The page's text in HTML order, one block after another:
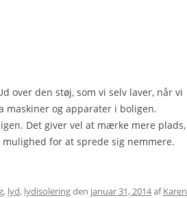
over den støj, som vi selv laver, når vi
maskiner og apparater i boligen.
Det giver vel at mærke mere plads,
for at sprede sig nemmere.
, lyd, lydisoleringden januar 31, 2014afKaren